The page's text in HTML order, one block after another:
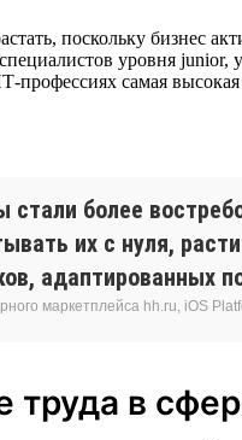
поскольку бизнес
уровня
профессиях самая
стали более
их с нуля,
адаптированных
маркетплейса hh.ru, iOS
труда в